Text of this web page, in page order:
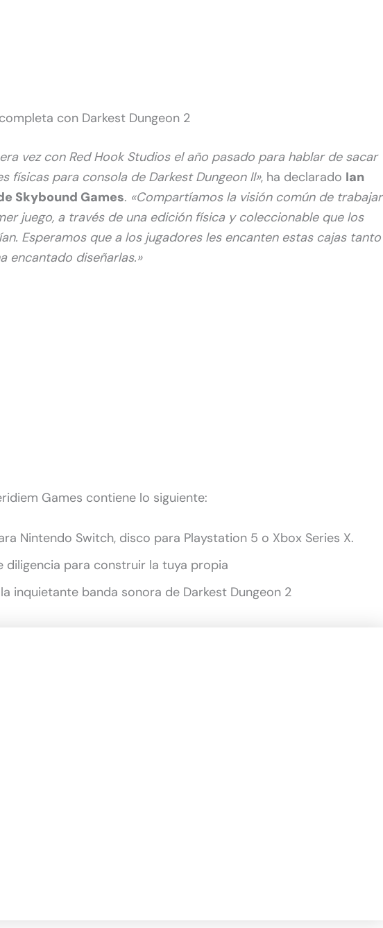
con Darkest Dungeon 2
vez con Red Hook Studios el año pasado para hablar de sacar
físicas para consola de Darkest Dungeon II», ha declarado Ian
Skybound Games. «Compartíamos la visión común de trabajar
juego, a través de una edición física y coleccionable que los
Esperamos que a los jugadores les encanten estas cajas tanto
encantado diseñarlas.»
Games contiene lo siguiente:
Nintendo Switch, disco para Playstation 5 o Xbox Series X.
diligencia para construir la tuya propia
inquietante banda sonora de Darkest Dungeon 2